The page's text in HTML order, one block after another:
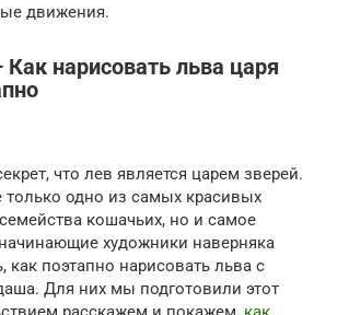
движения.
Как нарисовать льва царя
что лев является царем зверей.
только одно из самых красивых
кошачьих, но и самое
художники наверняка
как поэтапно нарисовать льва с
Для них мы подготовили этот